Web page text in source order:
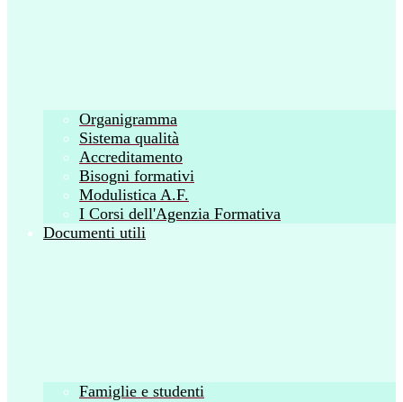
Organigramma
Sistema qualità
Accreditamento
Bisogni formativi
Modulistica A.F.
I Corsi dell'Agenzia Formativa
Documenti utili
Famiglie e studenti